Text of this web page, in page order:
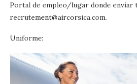
Portal de empleo/lugar donde enviar
recrutement@aircorsica.com.
Uniforme: